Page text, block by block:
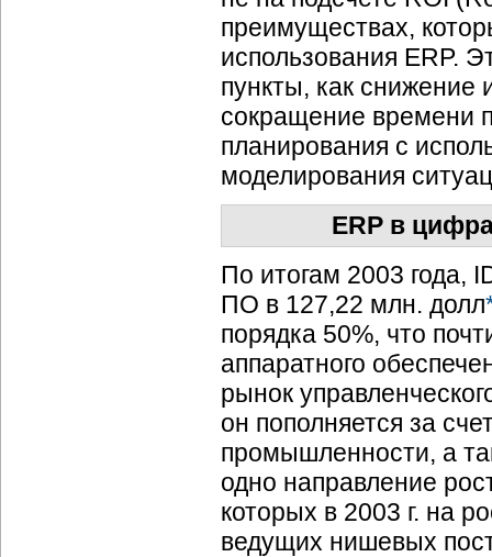
преимуществах,
использования ERP.
пункты, как снижение
сокращение времени
планирования с
моделирования
ERP в
По итогам 2003 года,
ПО в 127,22 млн. долл
порядка 50%, что
аппаратного
рынок
он пополняется за
промышленности, а
одно направление
которых в 2003 г. на
ведущих нишевых